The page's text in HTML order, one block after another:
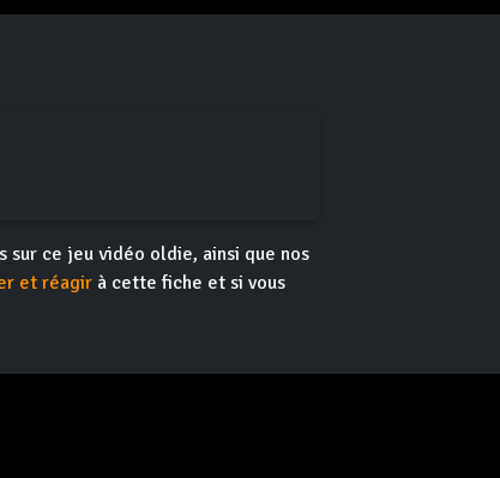
sur ce jeu vidéo oldie, ainsi que nos
et réagir à cette fiche et si vous